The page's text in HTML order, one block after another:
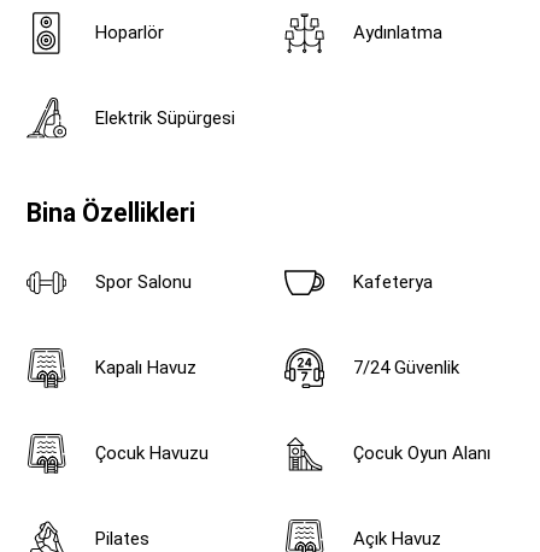
Hoparlör Aydınlatma
Elektrik Süpürgesi
Bina Özellikleri
Spor Salonu Kafeterya
Kapalı Havuz 7/24 Güvenlik
Çocuk Havuzu Çocuk Oyun Alanı
Pilates Açık Havuz